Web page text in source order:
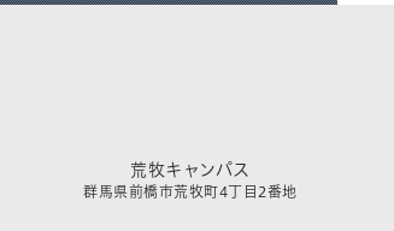
荒牧キャンパス
群馬県前橋市荒牧町4丁目2番地